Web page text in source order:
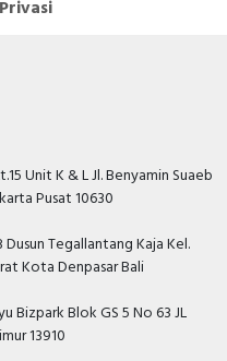
Leroy Somer, Allen-
Circutor, OPT, CIC,
Esitas, BOSS,
Howig, Onesto,
jual dijamin 100%
disertai dengan surat
tim sales
klikdisini. Selamat
Unit K & L Jl. Benyamin Suaeb
Pusat 10630
Dusun Tegallantang Kaja Kel.
Kota Denpasar Bali
Bizpark Blok GS 5 No 63 JL
13910